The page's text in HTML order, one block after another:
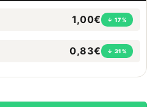
1,00€ ↓ 17%
0,83€ ↓ 31%
Size-Filter